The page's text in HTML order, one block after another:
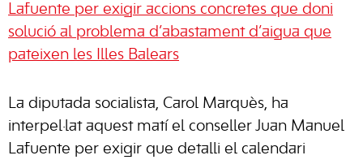
Lafuente per exigir accions concretes que doni
solució al problema d’abastament d’aigua que
pateixen les Illes Balears
La diputada socialista, Carol Marquès, ha
interpel·lat aquest matí el conseller Juan Manuel
Lafuente per exigir que detalli el calendari